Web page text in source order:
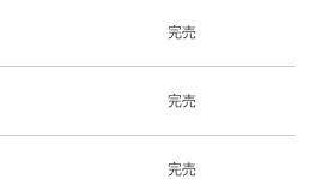
完売
完売
完売